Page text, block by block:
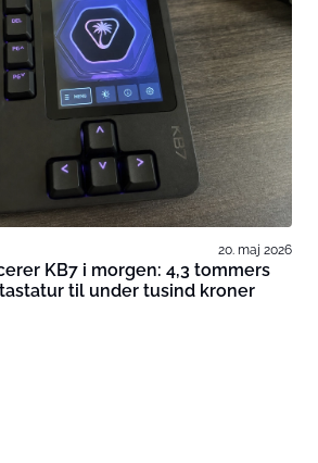
20. maj 2026
KB7 i morgen: 4,3 tommers
til under tusind kroner